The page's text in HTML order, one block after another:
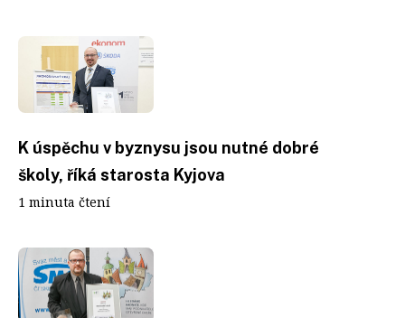
K úspěchu v byznysu jsou nutné dobré
školy, říká starosta Kyjova
1 minuta čtení